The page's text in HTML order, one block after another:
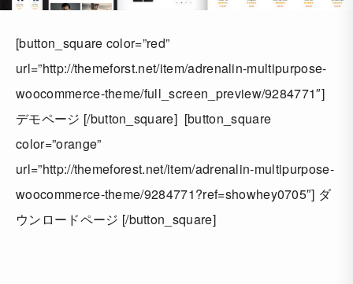
[button_square color=”red”
url=”http://themeforst.net/item/adrenalin-multipurpose-
woocommerce-theme/full_screen_preview/9284771″]
デモページ [/button_square] [button_square
color=”orange”
url=”http://themeforest.net/item/adrenalin-multipurpose-
woocommerce-theme/9284771?ref=showhey0705″] ダ
ウンロードページ [/button_square]